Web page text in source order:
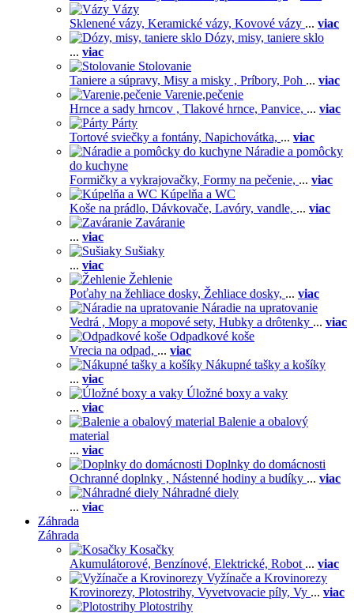
Vázy
Sklenené vázy, Keramické vázy, Kovové vázy ... viac
Dózy, misy, taniere sklo
... viac
Stolovanie
Taniere a súpravy, Misy a misky , Príbory, Poh ... viac
Varenie,pečenie
Hrnce a sady hrncov , Tlakové hrnce, Panvice, ... viac
Párty
Tortové sviečky a fontány, Napichovátka, ... viac
Náradie a pomôcky
do kuchyne
Formičky a vykrajovačky, Formy na pečenie, ... viac
Kúpelňa a WC
Koše na prádlo, Dávkovače, Lavóry, vandle, ... viac
Zaváranie
... viac
Sušiaky
... viac
Žehlenie
Poťahy na žehliace dosky, Žehliace dosky, ... viac
Náradie na upratovanie
Vedrá , Mopy a mopové sety, Hubky a drôtenky ... viac
Odpadkové koše
Vrecia na odpad, ... viac
Nákupné tašky a košíky
... viac
Úložné boxy a vaky
... viac
Balenie a obalový
material
... viac
Doplnky do domácnosti
Ochranné doplnky , Nástenné hodiny a budíky ... viac
Náhradné diely
... viac
Záhrada
Záhrada
Kosačky
Akumulátorové, Benzínové, Elektrické, Robot ... viac
Vyžínače a Krovinorezy
Krovinorezy, Plotostrihy, Vyvetvovacie píly, Vy ... viac
Plotostrihy